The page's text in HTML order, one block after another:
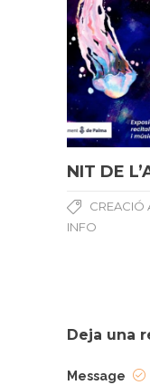
NIT DE
CREACIÓ
INFO
Deja una
Message